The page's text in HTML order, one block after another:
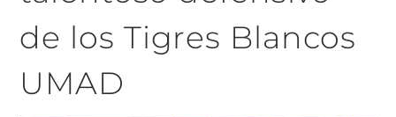
de los Tigres Blancos
UMAD